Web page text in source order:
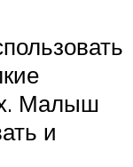
Малыш
и